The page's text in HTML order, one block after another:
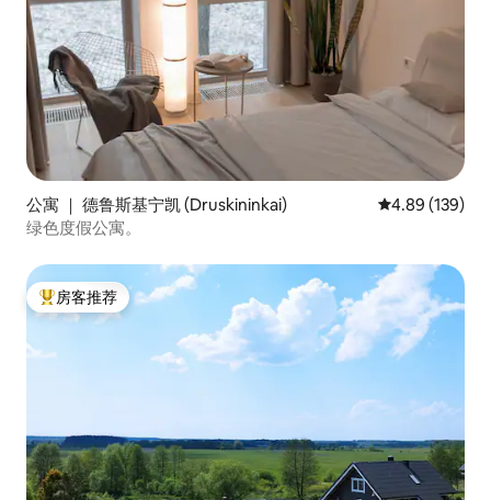
公寓 ｜ 德鲁斯基宁凯 (Druskininkai) 平均评分 4.89
4.89 (139)
绿色度假公寓。
热门「房客推荐」
房客推荐